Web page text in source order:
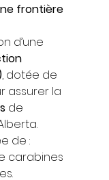
frontière
d’une
, dotée de
assurer la
de
de :
carabines